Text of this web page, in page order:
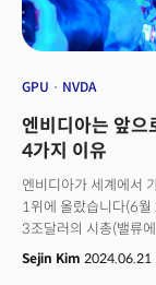
GPU NVDA
엔비디아는 앞으
4가지 이유
엔비디아가 세계에서
1위에 올랐습니다(6
3조달러의 시총(밸류
그들은 치열하게 수익
클라우드로 확장하거
Sejin Kim 2024.06.21